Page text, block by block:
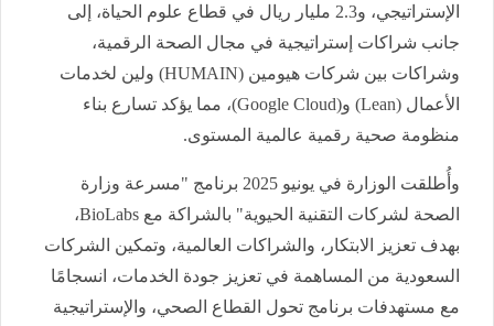
الإستراتيجي، و2.3 مليار ريال في قطاع علوم الحياة، إلى
جانب شراكات إستراتيجية في مجال الصحة الرقمية،
وشراكات بين شركات هيومين (HUMAIN) ولين لخدمات
الأعمال (Lean) و(Google Cloud)، مما يؤكد تسارع بناء
منظومة صحية رقمية عالمية المستوى.
وأُطلقت الوزارة في يونيو 2025 برنامج "مسرعة وزارة
الصحة لشركات التقنية الحيوية" بالشراكة مع BioLabs،
بهدف تعزيز الابتكار، والشراكات العالمية، وتمكين الشركات
السعودية من المساهمة في تعزيز جودة الخدمات، انسجامًا
مع مستهدفات برنامج تحول القطاع الصحي، والإستراتيجية